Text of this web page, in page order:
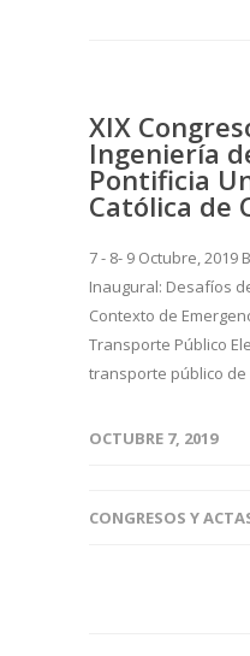
XIX
Ingeniería
Pontificia
Católica de
7 - 8- 9 Octubre,
Inaugural: Desafíos
Contexto de
Transporte Público
transporte público de
OCTUBRE 7, 2019
CONGRESOS Y